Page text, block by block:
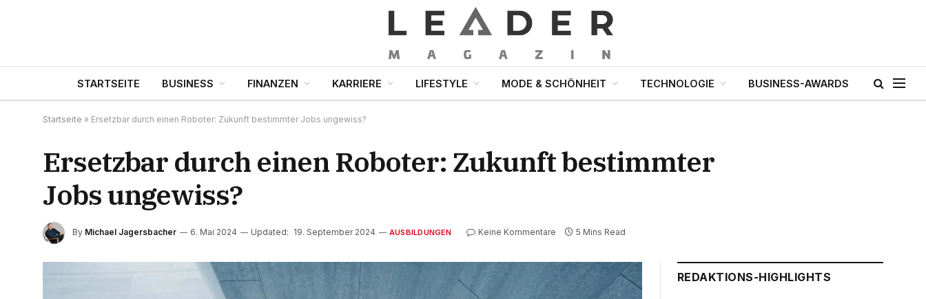
STARTSEITE BUSINESS FINANZEN KARRIERE LIFESTYLE MODE & SCHÖNHEIT TECHNOLOGIE BUSINESS-AWARDS
Startseite » Ersetzbar durch einen Roboter: Zukunft bestimmter Jobs ungewiss?
Ersetzbar durch einen Roboter: Zukunft bestimmter
Jobs ungewiss?
By Michael Jagersbacher 6. Mai 2024 Updated: 19. September 2024 AUSBILDUNGEN Keine Kommentare 5 Mins Read
REDAKTIONS-HIGHLIGHTS